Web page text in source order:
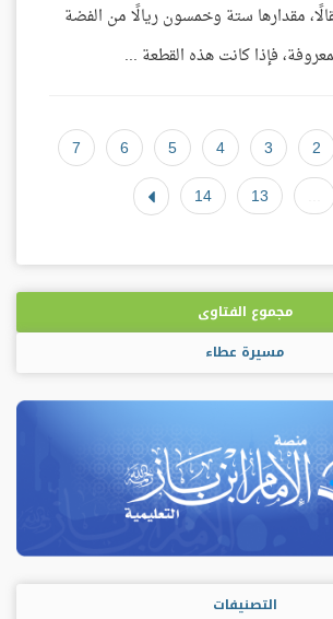
مقدارها ستة وخمسون ريالًا من الفضة
فإذا كانت هذه القطعة ...
2
3
4
5
6
7
13
14
مجموع الفتاوى
مسيرة عطاء
التصنيفات